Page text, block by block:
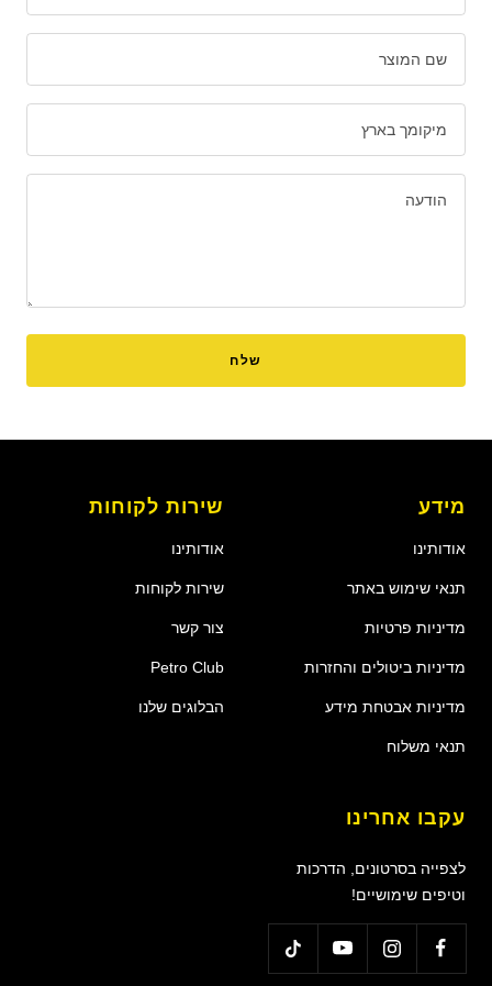
שם המוצר
מיקומך בארץ
הודעה
שלח
מידע
אודותינו
תנאי שימוש באתר
מדיניות פרטיות
מדיניות ביטולים והחזרות
מדיניות אבטחת מידע
תנאי משלוח
שירות לקוחות
אודותינו
שירות לקוחות
צור קשר
Petro Club
הבלוגים שלנו
עקבו אחרינו
לצפייה בסרטונים, הדרכות
וטיפים שימושיים!